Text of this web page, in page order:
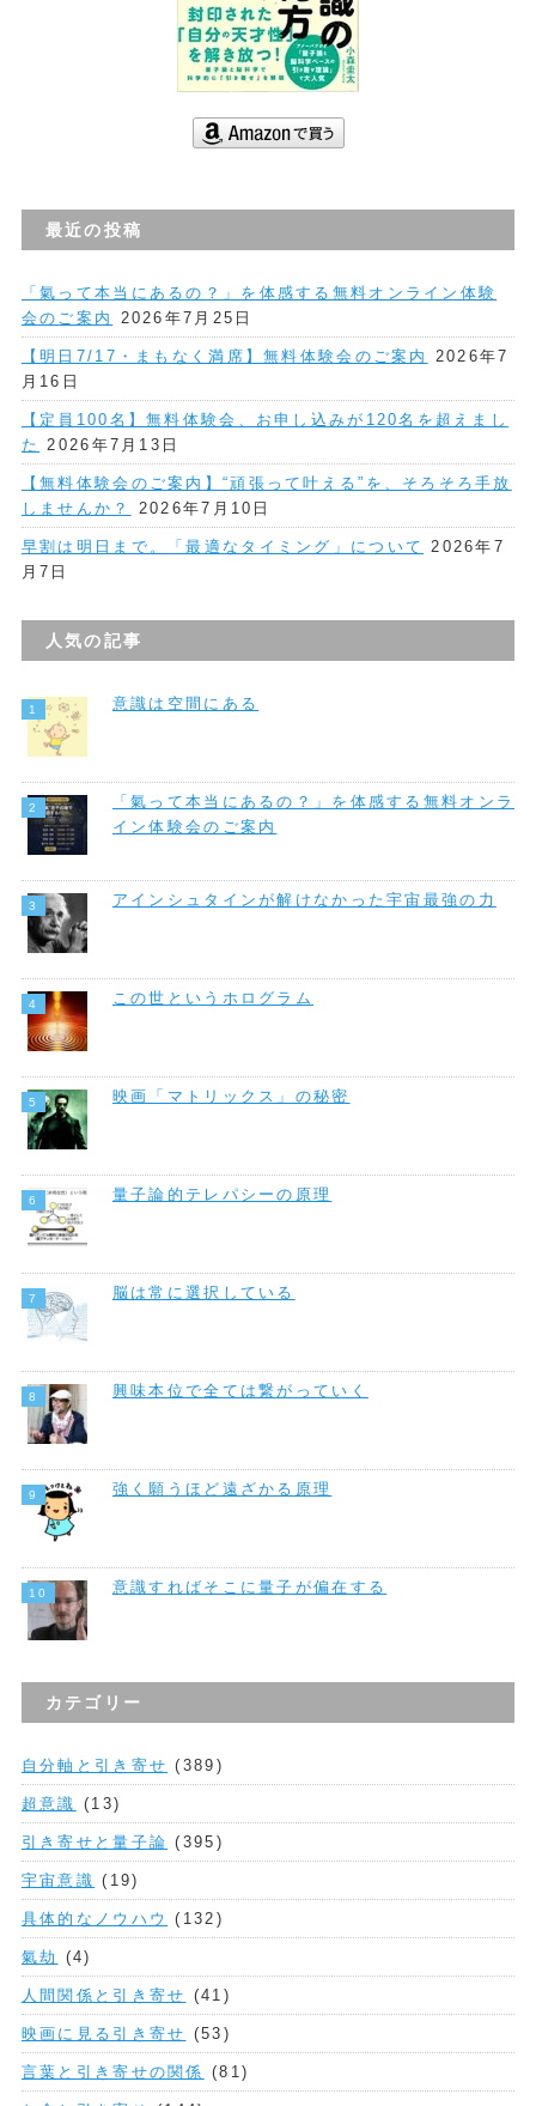
最近の投稿
「氣って本当にあるの？」を体感する無料オンライン体験
会のご案内
2026年7月25日
【明日7/17・まもなく満席】無料体験会のご案内
2026年7
月16日
【定員100名】無料体験会、お申し込みが120名を超えまし
た
2026年7月13日
【無料体験会のご案内】“頑張って叶える”を、そろそろ手放
しませんか？
2026年7月10日
早割は明日まで。「最適なタイミング」について
2026年7
月7日
人気の記事
意識は空間にある
「氣って本当にあるの？」を体感する無料オンラ
イン体験会のご案内
アインシュタインが解けなかった宇宙最強の力
この世というホログラム
映画「マトリックス」の秘密
量子論的テレパシーの原理
脳は常に選択している
興味本位で全ては繋がっていく
強く願うほど遠ざかる原理
意識すればそこに量子が偏在する
カテゴリー
自分軸と引き寄せ (389)
超意識 (13)
引き寄せと量子論 (395)
宇宙意識 (19)
具体的なノウハウ (132)
氣劫 (4)
人間関係と引き寄せ (41)
映画に見る引き寄せ (53)
言葉と引き寄せの関係 (81)